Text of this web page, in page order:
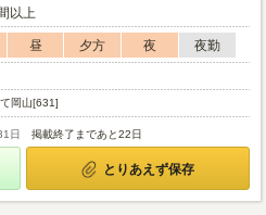
以上
昼 夕方 夜
夜勤
岡山[631]
日 掲載終了まであと22日
とりあえず保存